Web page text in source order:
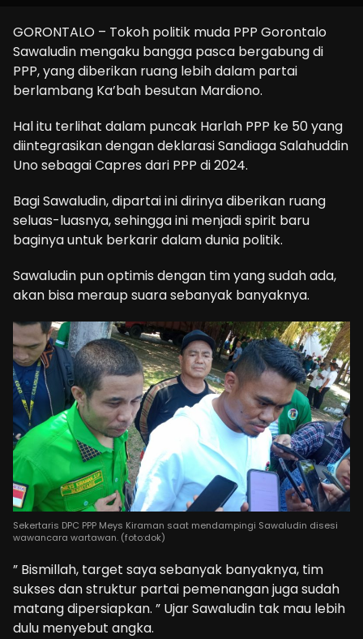
GORONTALO – Tokoh politik muda PPP Gorontalo
Sawaludin mengaku bangga pasca bergabung di
PPP, yang diberikan ruang lebih dalam partai
berlambang Ka’bah besutan Mardiono.
Hal itu terlihat dalam puncak Harlah PPP ke 50 yang
diintegrasikan dengan deklarasi Sandiaga Salahuddin
Uno sebagai Capres dari PPP di 2024.
Bagi Sawaludin, dipartai ini dirinya diberikan ruang
seluas-luasnya, sehingga ini menjadi spirit baru
baginya untuk berkarir dalam dunia politik.
Sawaludin pun optimis dengan tim yang sudah ada,
akan bisa meraup suara sebanyak banyaknya.
Sekertaris DPC PPP Meys Kiraman saat mendampingi Sawaludin disesi
wawancara wartawan. (foto:dok)
” Bismillah, target saya sebanyak banyaknya, tim
sukses dan struktur partai pemenangan juga sudah
matang dipersiapkan. ” Ujar Sawaludin tak mau lebih
dulu menyebut angka.